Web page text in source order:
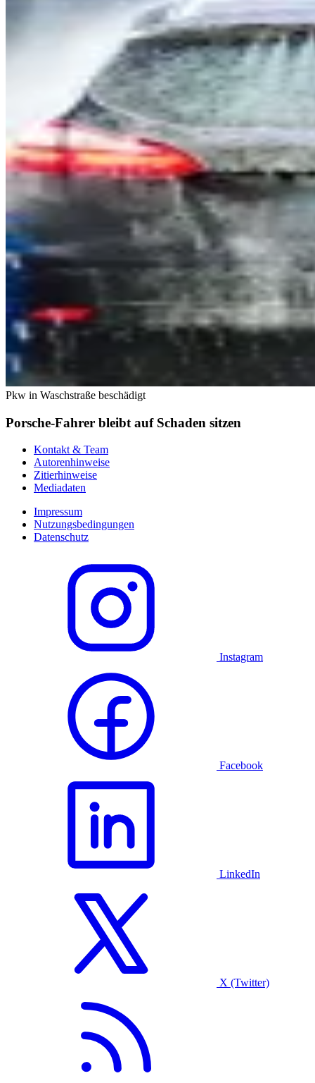
Pkw in Waschstraße beschädigt
Porsche-Fahrer bleibt auf Schaden sitzen
Kontakt & Team
Autorenhinweise
Zitierhinweise
Mediadaten
Impressum
Nutzungsbedingungen
Datenschutz
Instagram
Facebook
LinkedIn
X (Twitter)